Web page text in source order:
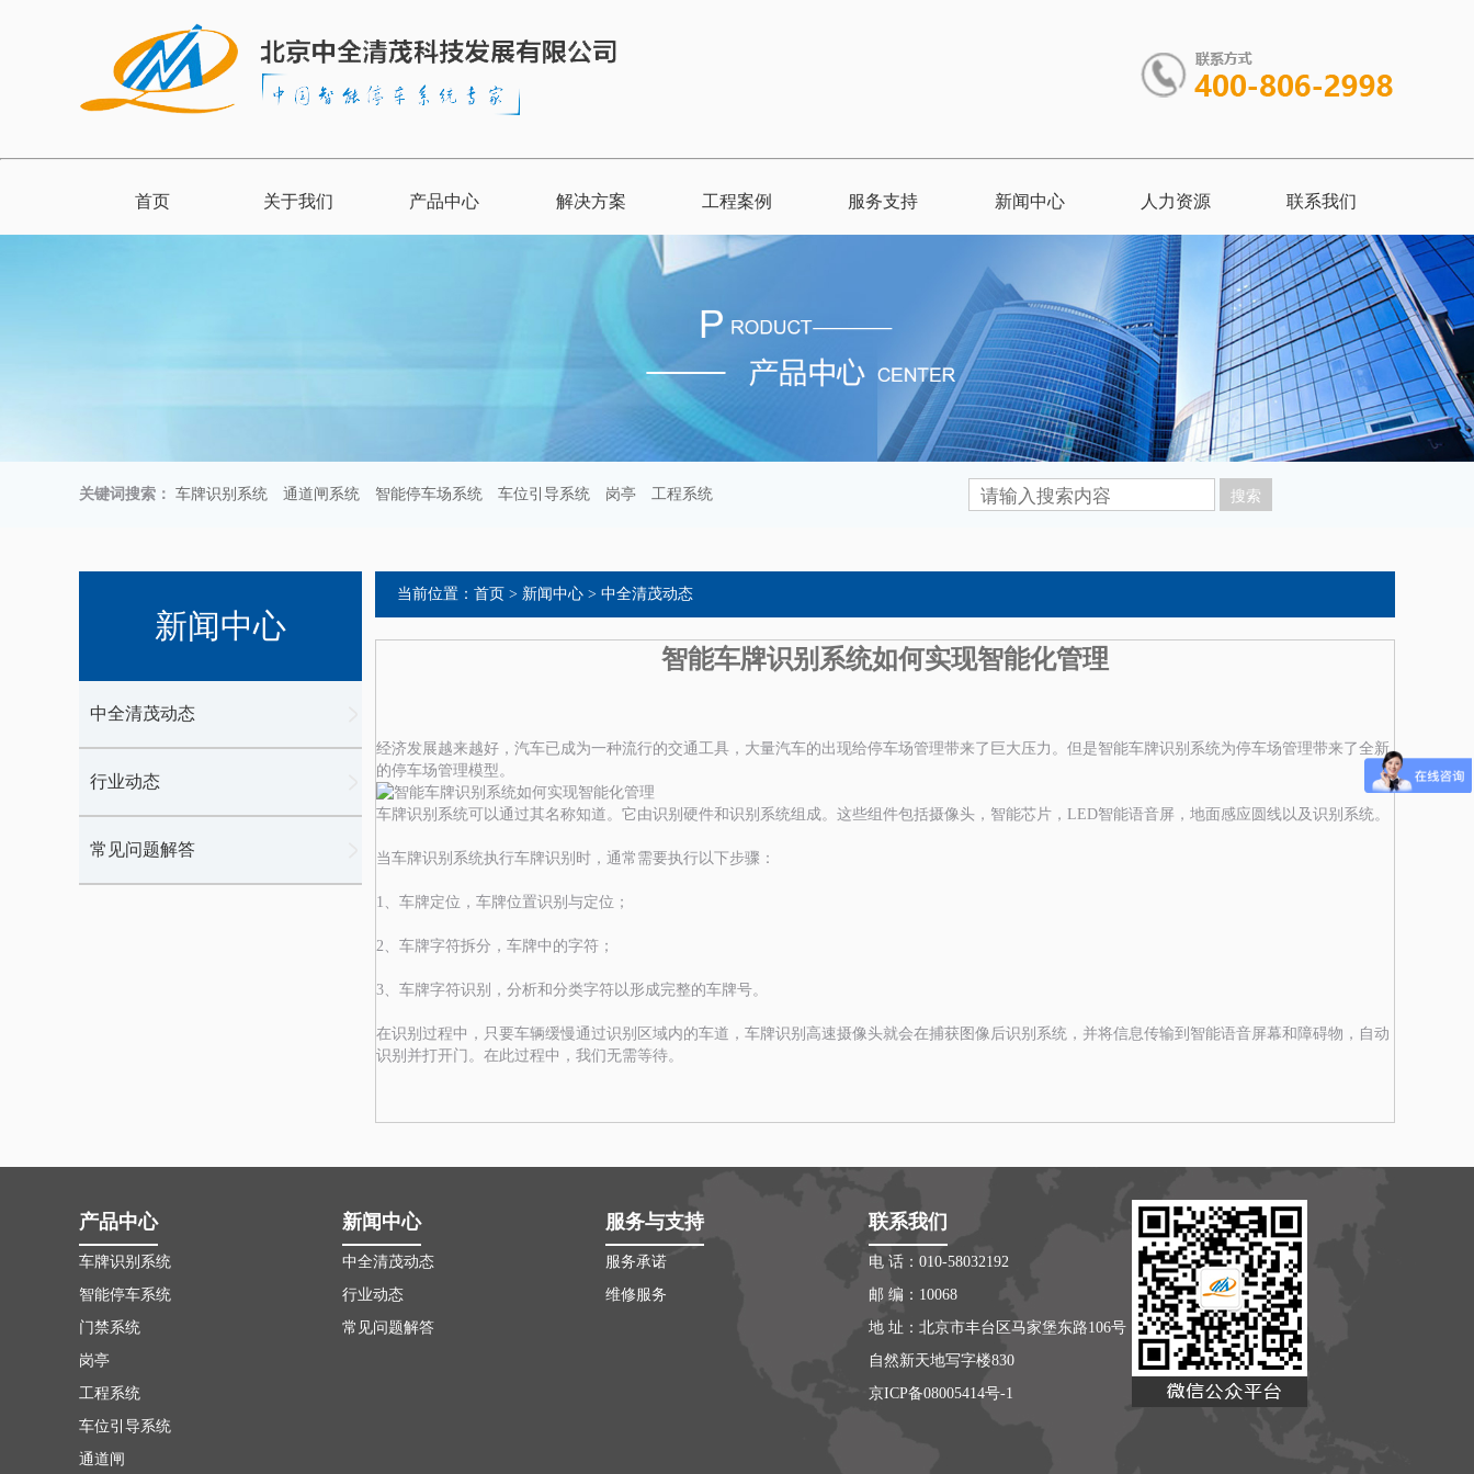
首页 关于我们 产品中心 解决方案 工程案例 服务支持 新闻中心 人力资源 联系我们
关键词搜索： 车牌识别系统 通道闸系统 智能停车场系统 车位引导系统 岗亭 工程系统
新闻中心
中全清茂动态
行业动态
常见问题解答
当前位置： 首页 > 新闻中心 > 中全清茂动态
智能车牌识别系统如何实现智能化管理
经济发展越来越好，汽车已成为一种流行的交通工具，大量汽车的出现给停车场管理带来了巨大压力。但是智能车牌识别系统为停车场管理带来了全新
的停车场管理模型。
车牌识别系统可以通过其名称知道。它由识别硬件和识别系统组成。这些组件包括摄像头，智能芯片，LED智能语音屏，地面感应圆线以及识别系统。
当车牌识别系统执行车牌识别时，通常需要执行以下步骤：
1、车牌定位，车牌位置识别与定位；
2、车牌字符拆分，车牌中的字符；
3、车牌字符识别，分析和分类字符以形成完整的车牌号。
在识别过程中，只要车辆缓慢通过识别区域内的车道，车牌识别高速摄像头就会在捕获图像后识别系统，并将信息传输到智能语音屏幕和障碍物，自动
识别并打开门。在此过程中，我们无需等待。
产品中心
车牌识别系统
智能停车系统
门禁系统
岗亭
工程系统
车位引导系统
通道闸
新闻中心
中全清茂动态
行业动态
常见问题解答
服务与支持
服务承诺
维修服务
联系我们
电 话：010-58032192
邮 编：10068
地 址：北京市丰台区马家堡东路106号
自然新天地写字楼830
京ICP备08005414号-1